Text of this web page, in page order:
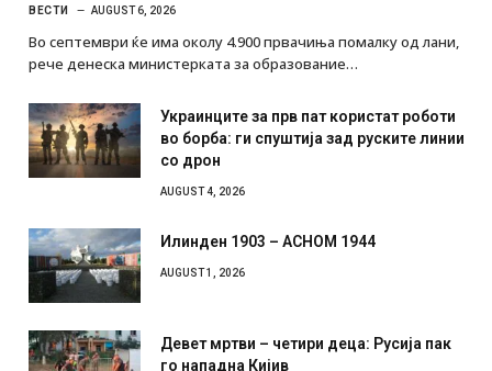
ВЕСТИ AUGUST 6, 2026
Во септември ќе има околу 4.900 првачиња помалку од лани,
рече денеска министерката за образование…
Украинците за прв пат користат роботи
во борба: ги спуштија зад руските линии
со дрон
AUGUST 4, 2026
Илинден 1903 – АСНОМ 1944
AUGUST 1, 2026
Девет мртви – четири деца: Русија пак
го нападна Кијив